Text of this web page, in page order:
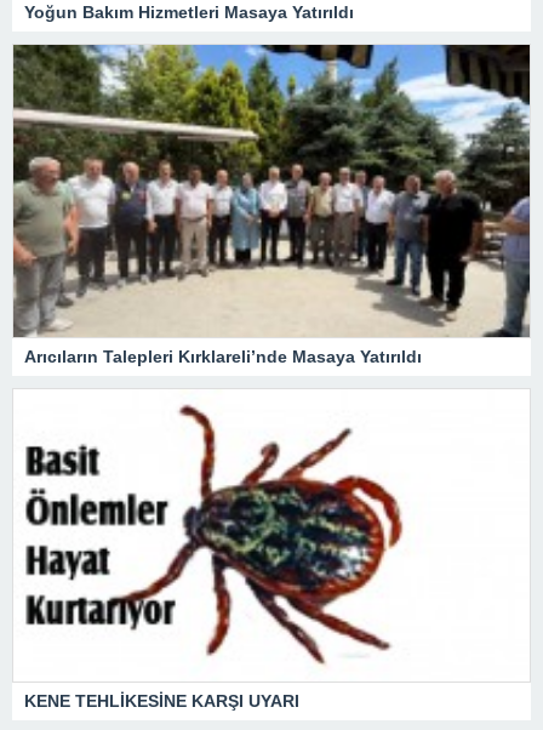
Yoğun Bakım Hizmetleri Masaya Yatırıldı
Arıcıların Talepleri Kırklareli’nde Masaya Yatırıldı
KENE TEHLİKESİNE KARŞI UYARI